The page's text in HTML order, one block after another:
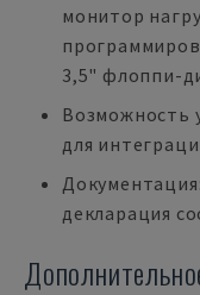
монитор
3,5" флоппи-
Возможность
для
декларация